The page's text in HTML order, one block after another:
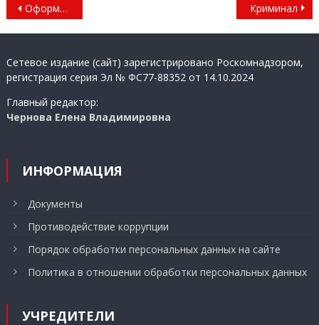
Навигация
по
Оформляй работы правильно! Криминал
Сетевое издание (сайт) зарегистрировано Роскомнадзором,
регистрация серия Эл № ФС77-88352 от 14.10.2024
Главный редактор:
Чернова Елена Владимировна
ИНФОРМАЦИЯ
Документы
Противодействие коррупции
Порядок обработки персональных данных на сайте
Политика в отношении обработки персональных данных
УЧРЕДИТЕЛИ